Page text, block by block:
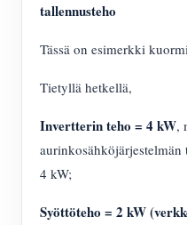
tallennusteho
Tässä on esimerkki
Tietyllä hetkellä,
Invertterin teho = 4 kW,
4 kW;
Syöttöteho = 2 kW